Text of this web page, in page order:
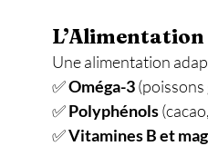
Une alimentation
✅ Oméga-3
✅ Polyphénols
✅ Vitamines B et